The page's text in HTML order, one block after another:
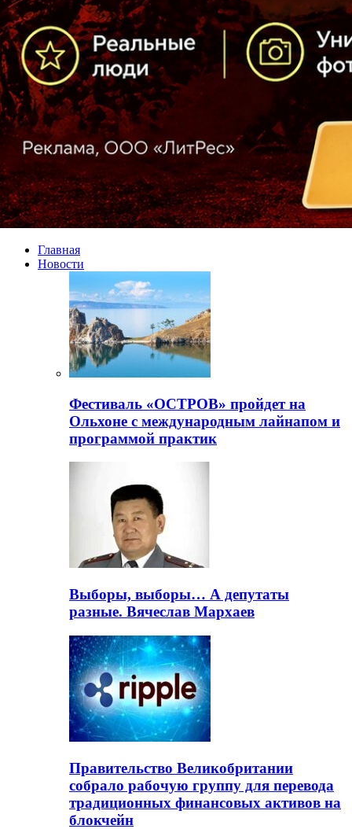
Главная
Новости
Фестиваль «ОСТРОВ» пройдет на
Ольхоне с международным лайнапом и
программой практик
Выборы, выборы… А депутаты
разные. Вячеслав Мархаев
Правительство Великобритании
собрало рабочую группу для перевода
традиционных финансовых активов на
блокчейн